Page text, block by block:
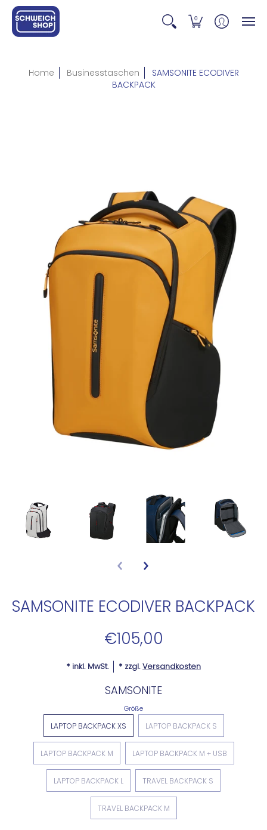
0
Home Businesstaschen
SAMSONITE ECODIVER
BACKPACK
SAMSONITE ECODIVER BACKPACK
€105,00
* inkl. MwSt. * zzgl.Versandkosten
SAMSONITE
Größe
LAPTOP BACKPACK XS LAPTOP BACKPACK S
LAPTOP BACKPACK M LAPTOP BACKPACK M + USB
LAPTOP BACKPACK L TRAVEL BACKPACK S
TRAVEL BACKPACK M